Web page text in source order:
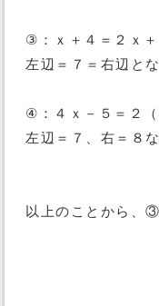
③：ｘ＋４＝２ｘ＋
左辺＝７＝右辺と
④：４ｘ－５＝２（
左辺＝７、右＝８
以上のことから、